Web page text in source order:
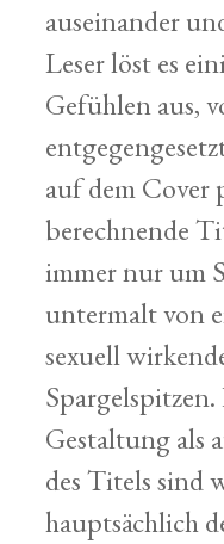
auseinander
Leser löst es
Gefühlen aus,
auf dem Cover
berechnende
immer nur um
untermalt von
sexuell
Gestaltung als
des Titels sind
hauptsächlich